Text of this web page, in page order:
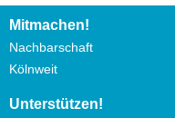
Mitmachen!
Nachbarschaft
Kölnweit
Unterstützen!